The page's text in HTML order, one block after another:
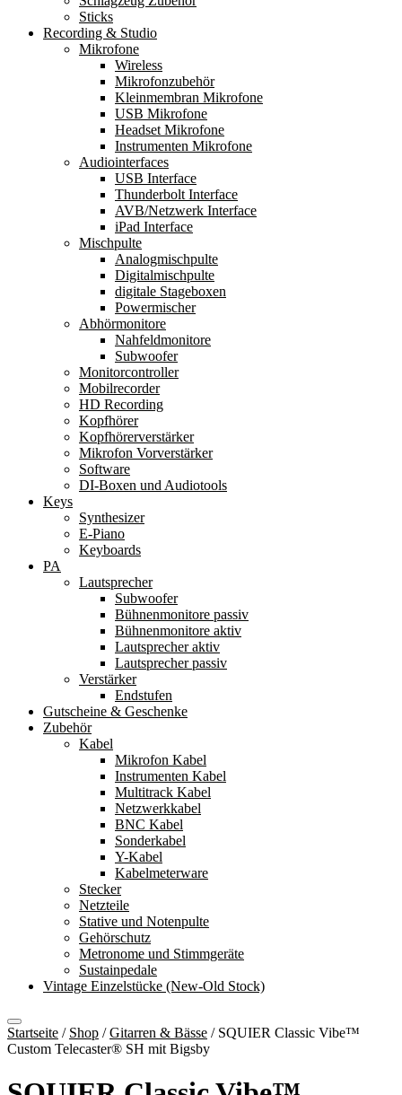
Sticks
Recording & Studio
Mikrofone
Wireless
Mikrofonzubehör
Kleinmembran Mikrofone
USB Mikrofone
Headset Mikrofone
Instrumenten Mikrofone
Audiointerfaces
USB Interface
Thunderbolt Interface
AVB/Netzwerk Interface
iPad Interface
Mischpulte
Analogmischpulte
Digitalmischpulte
digitale Stageboxen
Powermischer
Abhörmonitore
Nahfeldmonitore
Subwoofer
Monitorcontroller
Mobilrecorder
HD Recording
Kopfhörer
Kopfhörerverstärker
Mikrofon Vorverstärker
Software
DI-Boxen und Audiotools
Keys
Synthesizer
E-Piano
Keyboards
PA
Lautsprecher
Subwoofer
Bühnenmonitore passiv
Bühnenmonitore aktiv
Lautsprecher aktiv
Lautsprecher passiv
Verstärker
Endstufen
Gutscheine & Geschenke
Zubehör
Kabel
Mikrofon Kabel
Instrumenten Kabel
Multitrack Kabel
Netzwerkkabel
BNC Kabel
Sonderkabel
Y-Kabel
Kabelmeterware
Stecker
Netzteile
Stative und Notenpulte
Gehörschutz
Metronome und Stimmgeräte
Sustainpedale
Vintage Einzelstücke (New-Old Stock)
Startseite / Shop /Gitarren & Bässe / SQUIER Classic Vibe™
Custom Telecaster® SH mit Bigsby